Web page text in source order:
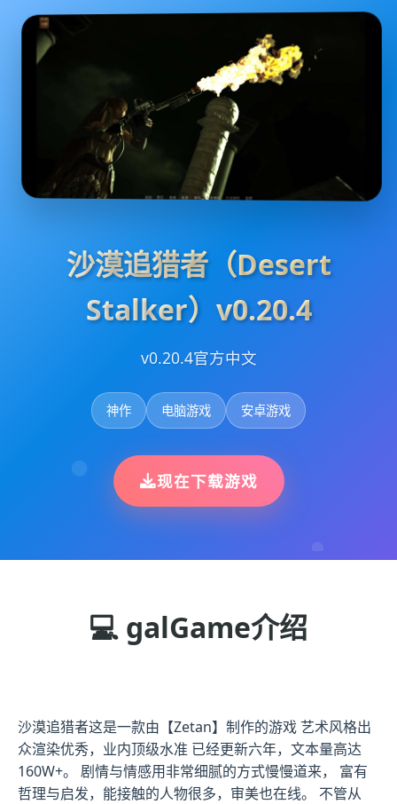
沙漠追猎者（Desert
Stalker）v0.20.4
v0.20.4官方中文
神作 电脑游戏 安卓游戏
现在下载游戏
💻 galGame介绍
沙漠追猎者这是一款由【Zetan】制作的游戏 艺术风格出
众渲染优秀，业内顶级水准 已经更新六年，文本量高达
160W+。 剧情与情感用非常细腻的方式慢慢道来， 富有
哲理与启发，能接触的人物很多，审美也在线。 不管从